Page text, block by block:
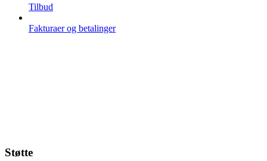
Tilbud
Fakturaer og betalinger
Støtte